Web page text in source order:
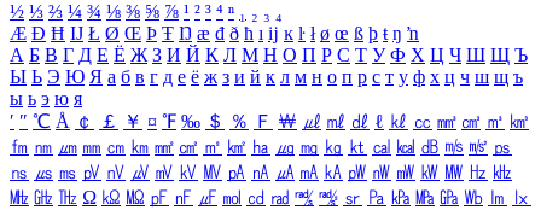
½ ⅓ ⅔ ¼ ¾ ⅛ ⅜ ⅝ ⅞ ¹ ² ³ ⁴ ⁿ ₁ ₂ ₃ ₄
Æ Ð Ħ Ĳ Ł Ø Œ Þ Ŧ Ŋ æ đ ð ħ ı ĳ ĸ ŀ ł ø œ ß þ ŧ ŋ ŉ
А Б В Г Д Е Ё Ж З И Й К Л М Н О П Р С Т У Ф Х Ц Ч Ш Щ Ъ
Ы Ь Э Ю Я а б в г д е ё ж з и й к л м н о п р с т у ф х ц ч ш щ ъ
ы ь э ю я
′ ″ ℃ Å ￠ ￡ ￥ ¤ ℉ ‰ ＄ ％ Ｆ ￦ ㎕ ㎖ ㎗ ℓ ㎘ ㏄ ㎣ ㎤ ㎥ ㎦
㎙ ㎚ ㎛ ㎜ ㎝ ㎞ ㎟ ㎠ ㎡ ㎢ ㏊ ㎍ ㎎ ㎏ ㏏ ㎈ ㎉ ㏈ ㎧ ㎨ ㎰
㎱ ㎲ ㎳ ㎴ ㎵ ㎶ ㎷ ㎸ ㎹ ㎀ ㎁ ㎂ ㎃ ㎄ ㎺ ㎻ ㎽ ㎾ ㎿ ㎐ ㎑
㎒ ㎓ ㎔ Ω ㏀ ㏁ ㎊ ㎋ ㎌ ㏖ ㏅ ㎭ ㎮ ㎯ ㏛ ㎩ ㎪ ㎫ ㎬ ㏝ ㏐
㏓